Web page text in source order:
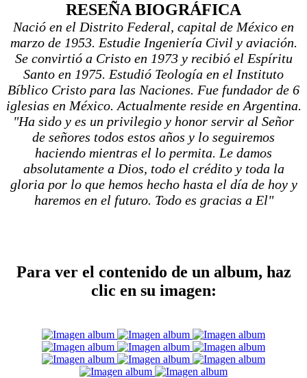
RESEÑA BIOGRÁFICA
Nació en el Distrito Federal, capital de México en
marzo de 1953. Estudie Ingeniería Civil y aviación.
Se convirtió a Cristo en 1973 y recibió el Espíritu
Santo en 1975. Estudió Teología en el Instituto
Bíblico Cristo para las Naciones. Fue fundador de 6
iglesias en México. Actualmente reside en Argentina.
"Ha sido y es un privilegio y honor servir al Señor
de señores todos estos años y lo seguiremos
haciendo mientras el lo permita. Le damos
absolutamente a Dios, todo el crédito y toda la
gloria por lo que hemos hecho hasta el día de hoy y
haremos en el futuro. Todo es gracias a El"
Para ver el contenido de un album, haz
clic en su imagen: